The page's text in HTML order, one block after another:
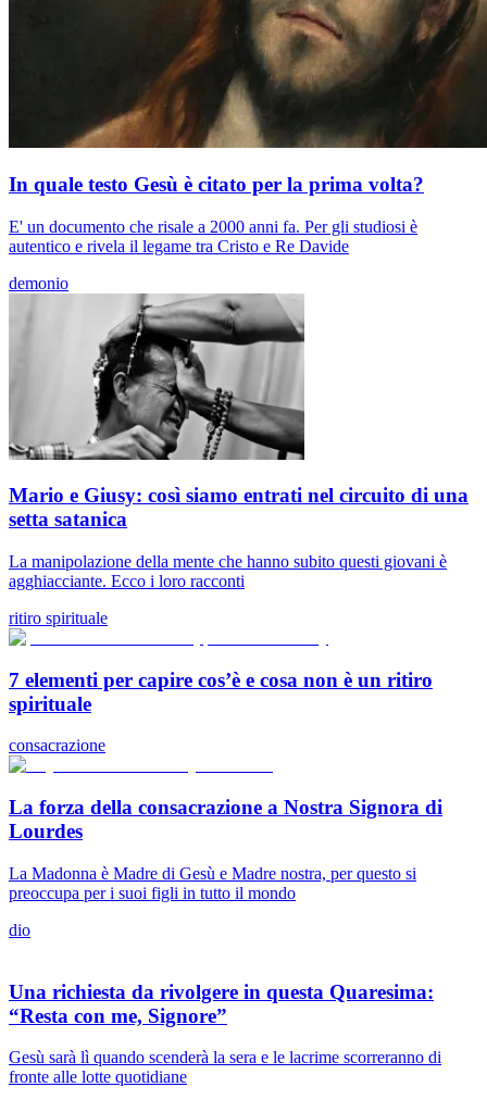
In quale testo Gesù è citato per la prima volta?
E' un documento che risale a 2000 anni fa. Per gli studiosi è
autentico e rivela il legame tra Cristo e Re Davide
demonio
Mario e Giusy: così siamo entrati nel circuito di una
setta satanica
La manipolazione della mente che hanno subito questi giovani è
agghiacciante. Ecco i loro racconti
ritiro spirituale
7 elementi per capire cos’è e cosa non è un ritiro
spirituale
consacrazione
La forza della consacrazione a Nostra Signora di
Lourdes
La Madonna è Madre di Gesù e Madre nostra, per questo si
preoccupa per i suoi figli in tutto il mondo
dio
Una richiesta da rivolgere in questa Quaresima:
“Resta con me, Signore”
Gesù sarà lì quando scenderà la sera e le lacrime scorreranno di
fronte alle lotte quotidiane